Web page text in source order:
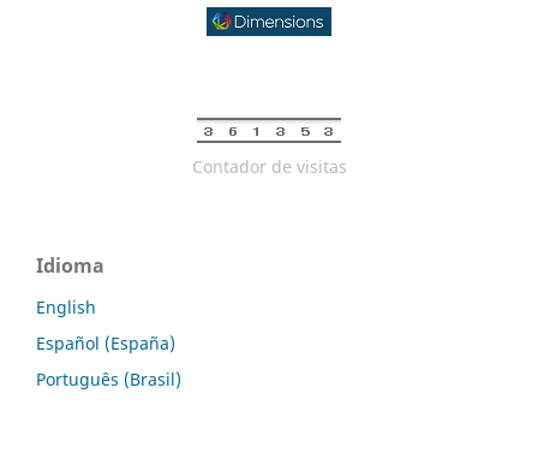
Contador de visitas
Idioma
English
Español (España)
Português (Brasil)